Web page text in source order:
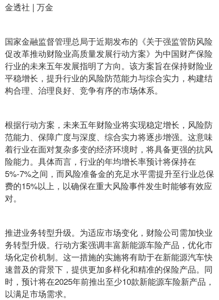
金透社 | 万金
国家金融监督管理总局于近期发布的《关于强监管防风险
促改革推动财险业高质量发展行动方案》为中国财产保险
行业的未来五年发展指明了方向。该方案旨在保持财险业
平稳增长，提升行业的风险防范能力与综合实力，构建结
构合理、治理良好、竞争有序的市场体系。
根据行动方案，未来五年财险业将实现稳定增长，风险防
范能力、保障广度与深度、综合实力将逐步增强。这意味
着行业在面对复杂多变的经济环境时，将具备更强的抗风
险能力。具体而言，行业的年均增长率预计将保持在
5%-7%之间，而风险准备金的充足水平需提升至行业总保
费的15%以上，以确保在重大风险事件发生时能够有效应
对。
推进业务转型升级。为适应市场变化，财险公司需加快业
务转型升级。行动方案强调丰富新能源车险产品，优化市
场化定价机制。这一措施的实施将有助于在新能源汽车快
速普及的背景下，提供更加多样化和精准的保险产品。同
时，预计将在2025年前推出至少10款新能源车险新产品，
以满足市场需求。